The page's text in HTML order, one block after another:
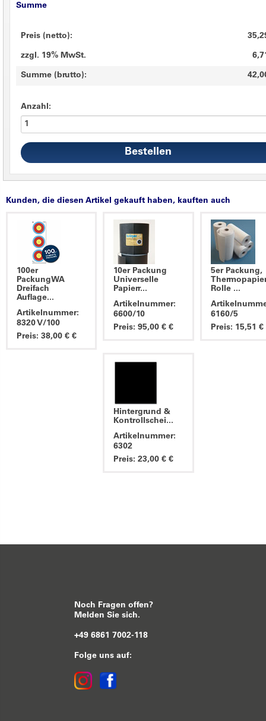
Summe
Preis (netto):
zzgl. 19% MwSt.
Summe (brutto):
Anzahl:
Kunden, die diesen Artikel gekauft haben, kauften auch
100er
PackungWA
Dreifach
Auflage...
Artikelnummer:
8320 V/100
Preis: 38,00 € €
10er Packung
Universelle
Papierr...
Artikelnummer:
6600/10
Preis: 95,00 € €
5er Packung,
Rolle ...
6160/5
Preis: 15,51 €
Hintergrund &
Kontrollschei...
Artikelnummer:
6302
Preis: 23,00 € €
Noch Fragen offen?
Melden Sie sich.
+49 6861 7002-118
Folge uns auf: